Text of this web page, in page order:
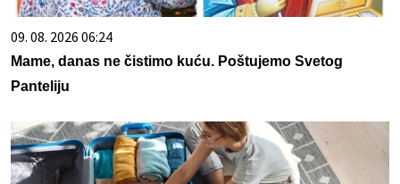
09. 08. 2026 06:24
Mame, danas ne čistimo kuću. Poštujemo Svetog
Panteliju